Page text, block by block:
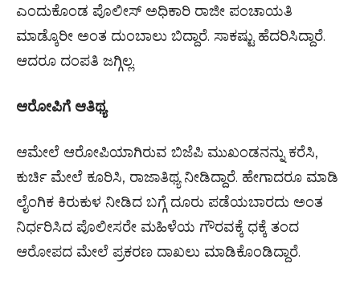
ಎಂದುಕೊಂಡ ಪೊಲೀಸ್ ಅಧಿಕಾರಿ ರಾಜೀ ಪಂಚಾಯತಿ
ಮಾಡ್ಕೊರೀ ಅಂತ ದುಂಬಾಲು ಬಿದ್ದಾರೆ. ಸಾಕಷ್ಟು ಹೆದರಿಸಿದ್ದಾರೆ.
ಆದರೂ ದಂಪತಿ ಜಗ್ಗಿಲ್ಲ.
ಆರೋಪಿಗೆ ಆತಿಥ್ಯ
ಆಮೇಲೆ ಆರೋಪಿಯಾಗಿರುವ ಬಿಜೆಪಿ ಮುಖಂಡನನ್ನು ಕರೆಸಿ,
ಕುರ್ಚಿ ಮೇಲೆ ಕೂರಿಸಿ, ರಾಜಾತಿಥ್ಯ ನೀಡಿದ್ದಾರೆ. ಹೇಗಾದರೂ ಮಾಡಿ
ಲೈಂಗಿಕ ಕಿರುಕುಳ ನೀಡಿದ ಬಗ್ಗೆ ದೂರು ಪಡೆಯಬಾರದು ಅಂತ
ನಿರ್ಧರಿಸಿದ ಪೊಲೀಸರೇ ಮಹಿಳೆಯ ಗೌರವಕ್ಕೆ ಧಕ್ಕೆ ತಂದ
ಆರೋಪದ ಮೇಲೆ ಪ್ರಕರಣ ದಾಖಲು ಮಾಡಿಕೊಂಡಿದ್ದಾರೆ.